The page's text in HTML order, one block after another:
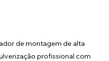
de montagem de alta
profissional com